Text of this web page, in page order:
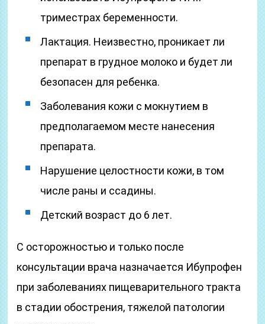
триместрах беременности.
Лактация. Неизвестно, проникает ли
препарат в грудное молоко и будет ли
безопасен для ребенка.
Заболевания кожи с мокнутием в
предполагаемом месте нанесения
препарата.
Нарушение целостности кожи, в том
числе раны и ссадины.
Детский возраст до 6 лет.
С осторожностью и только после
консультации врача назначается Ибупрофен
при заболеваниях пищеварительного тракта
в стадии обострения, тяжелой патологии